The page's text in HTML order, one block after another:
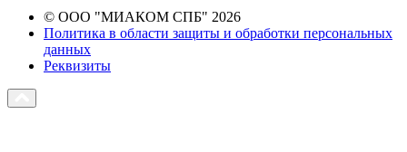
© ООО "МИАКОМ СПБ" 2026
Политика в области защиты и обработки персональных
данных
Реквизиты